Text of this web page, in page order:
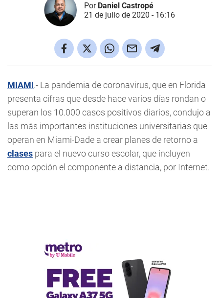
Por Daniel Castropé
21 de julio de 2020 - 16:16
MIAMI.- La pandemia de coronavirus, que en Florida
presenta cifras que desde hace varios días rondan o
superan los 10.000 casos positivos diarios, condujo a
las más importantes instituciones universitarias que
operan en Miami-Dade a crear planes de retorno a
clases para el nuevo curso escolar, que incluyen
como opción el componente a distancia, por Internet.